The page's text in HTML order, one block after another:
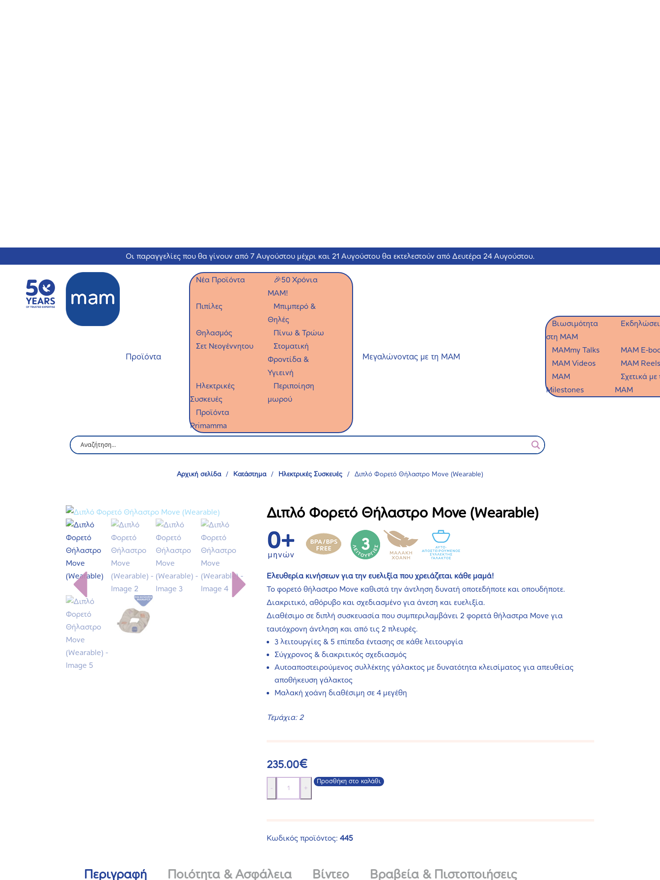
Οι παραγγελίες που θα γίνουν από 7 Αυγούστου μέχρι και 21 Αυγούστου θα εκτελεστούν από Δευτέρα 24 Αυγούστου.
Προϊόντα
Νέα Προϊόντα
🎉50 Χρόνια
ΜΑΜ!
Πιπίλες
Μπιμπερό &
Θηλές
Θηλασμός
Πίνω & Τρώω
Σετ Νεογέννητου
Στοματική
Φροντίδα &
Υγιεινή
Ηλεκτρικές
Συσκευές
Περιποίηση
μωρού
Προϊόντα
Primamma
Μεγαλώνοντας με τη ΜΑΜ
Βιωσιμότητα
στη MAM
MAMmy Talks
MAM E-
MAM Videos
MAM
MAM
Milestones
Σχετικά με
MAM
Αρχική σελίδα / Κατάστημα / Ηλεκτρικές Συσκευές / Διπλό Φορετό Θήλαστρο Move (Wearable)
Διπλό Φορετό Θήλαστρο Move (Wearable)
Ελευθερία κινήσεων για την ευελιξία που χρειάζεται κάθε μαμά!
Το φορετό θήλαστρο Move καθιστά την άντληση δυνατή οποτεδήποτε και οπουδήποτε.
Διακριτικό, αθόρυβο και σχεδιασμένο για άνεση και ευελιξία.
Διαθέσιμο σε διπλή συσκευασία που συμπεριλαμβάνει 2 φορετά θήλαστρα Move για
ταυτόχρονη άντληση και από τις 2 πλευρές.
3 λειτουργίες & 5 επίπεδα έντασης σε κάθε λειτουργία
Σύγχρονος & διακριτικός σχεδιασμός
Αυτοαποστειρούμενος συλλέκτης γάλακτος με δυνατότητα κλεισίματος για απευθείας
αποθήκευση γάλακτος
Μαλακή χοάνη διαθέσιμη σε 4 μεγέθη
Τεμάχια: 2
235.00€
-
(Wearable)
+
Προσθήκη στο καλάθι
Κωδικός προϊόντος: 445
Περιγραφή Ποιότητα & Ασφάλεια Βίντεο Βραβεία & Πιστοποιήσεις